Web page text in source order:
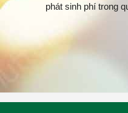
phát sinh phí trong